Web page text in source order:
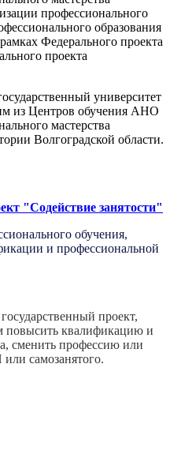
профессионального
образования
Федерального проекта
проекта
университет
из Центров обучения АНО
мастерства
Волгоградской области.
"Содействие занятости"
обучения,
и профессиональной
государственный проект,
повысить квалификацию и
сменить профессию или
самозанятого.